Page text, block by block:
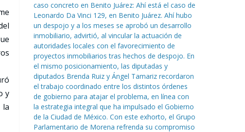
y
la
caso concreto en Benito Juárez: Ahí está el caso de
Leonardo Da Vinci 129, en Benito Juárez. Ahí hubo
un despojo y a los meses se aprobó un desarrollo
inmobiliario, advirtió, al vincular la actuación de
autoridades locales con el favorecimiento de
proyectos inmobiliarios tras hechos de despojo. En
el mismo posicionamiento, las diputadas y
diputados Brenda Ruiz y Ángel Tamariz recordaron
el trabajo coordinado entre los distintos órdenes
de gobierno para atajar el problema, en línea con
la estrategia integral que ha impulsado el Gobierno
de la Ciudad de México. Con este exhorto, el Grupo
Parlamentario de Morena refrenda su compromiso